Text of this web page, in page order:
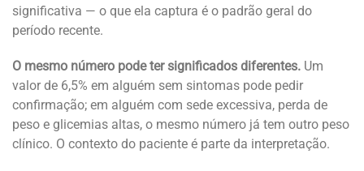
significativa — o que ela captura é o padrão geral do
período recente.
O mesmo número pode ter significados diferentes. Um
valor de 6,5% em alguém sem sintomas pode pedir
confirmação; em alguém com sede excessiva, perda de
peso e glicemias altas, o mesmo número já tem outro peso
clínico. O contexto do paciente é parte da interpretação.